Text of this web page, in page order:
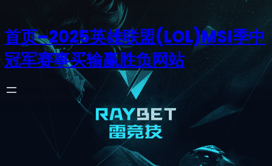
首页–2025英雄联盟(LOL)MSI季中
冠军赛事买输赢胜负网站